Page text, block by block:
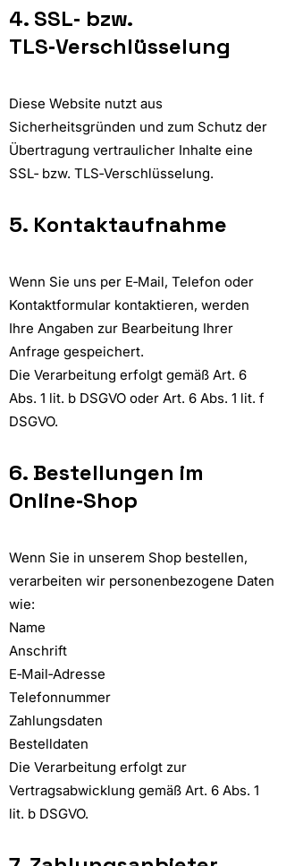
4. SSL‑ bzw.
TLS‑Verschlüsselung
Diese Website nutzt aus
Sicherheitsgründen und zum Schutz der
Übertragung vertraulicher Inhalte eine
SSL‑ bzw. TLS‑Verschlüsselung.
5. Kontaktaufnahme
Wenn Sie uns per E‑Mail, Telefon oder
Kontaktformular kontaktieren, werden
Ihre Angaben zur Bearbeitung Ihrer
Anfrage gespeichert.
Die Verarbeitung erfolgt gemäß Art. 6
Abs. 1 lit. b DSGVO oder Art. 6 Abs. 1 lit. f
DSGVO.
6. Bestellungen im
Online‑Shop
Wenn Sie in unserem Shop bestellen,
verarbeiten wir personenbezogene Daten
wie:
Name
Anschrift
E‑Mail‑Adresse
Telefonnummer
Zahlungsdaten
Bestelldaten
Die Verarbeitung erfolgt zur
Vertragsabwicklung gemäß Art. 6 Abs. 1
lit. b DSGVO.